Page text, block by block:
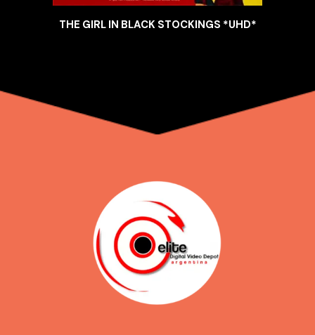
THE GIRL IN BLACK STOCKINGS *UHD*